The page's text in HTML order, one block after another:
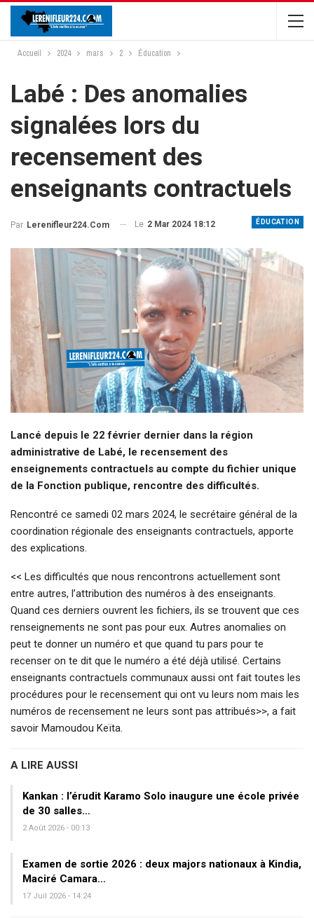
Accueil 2024 mars 2 Éducation
Labé : Des anomalies
signalées lors du
recensement des
enseignants contractuels
ÉDUCATION
Par Lerenifleur224.com Le 2 Mar 2024 18:12
Lancé depuis le 22 février dernier dans la région
administrative de Labé, le recensement des
enseignements contractuels au compte du fichier unique
de la Fonction publique, rencontre des difficultés.
Rencontré ce samedi 02 mars 2024, le secrétaire général de la
coordination régionale des enseignants contractuels, apporte
des explications.
<< Les difficultés que nous rencontrons actuellement sont
entre autres, l’attribution des numéros à des enseignants.
Quand ces derniers ouvrent les fichiers, ils se trouvent que ces
renseignements ne sont pas pour eux. Autres anomalies on
peut te donner un numéro et que quand tu pars pour te
recenser on te dit que le numéro a été déjà utilisé. Certains
enseignants contractuels communaux aussi ont fait toutes les
procédures pour le recensement qui ont vu leurs nom mais les
numéros de recensement ne leurs sont pas attribués>>, a fait
savoir Mamoudou Keïta.
A LIRE AUSSI
Kankan : l’érudit Karamo Solo inaugure une école privée
de 30 salles…
2 Août 2026 - 00:13
Examen de sortie 2026 : deux majors nationaux à Kindia,
Maciré Camara…
17 Juil 2026 - 14:24